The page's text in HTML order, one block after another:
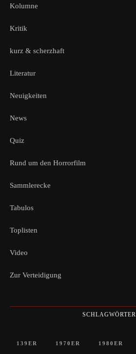
Kolumne
Kritik
kurz & scherzhaft
Literatur
Neuigkeiten
News
Quiz
Rund um den Horrorfilm
Sammlerecke
Tabulos
Toplisten
Video
Zur Verteidigung
SCHLAGWÖRTER
139ER 1970ER 1980ER